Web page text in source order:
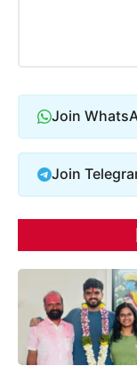
Join
Join